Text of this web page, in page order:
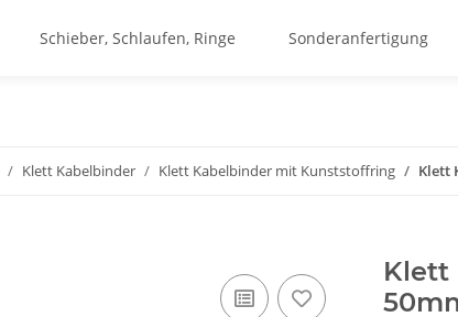
Schieber, Schlaufen, Ringe Sonderanfertigung
Klett Kabelbinder Klett Kabelbinder mit Kunststoffring Klett
Klett